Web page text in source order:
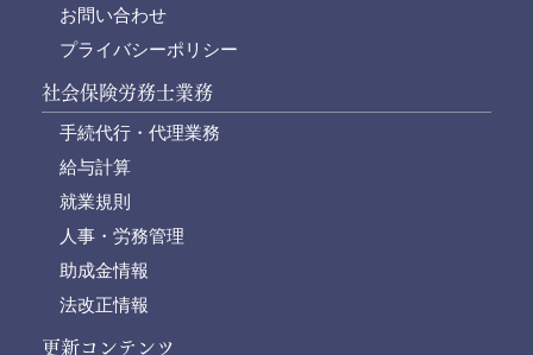
お問い合わせ
プライバシーポリシー
社会保険労務士業務
手続代行・代理業務
給与計算
就業規則
人事・労務管理
助成金情報
法改正情報
更新コンテンツ